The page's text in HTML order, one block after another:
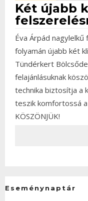
Két újabb
Éva Árpád
folyamán újabb két
Tündérkert
felajánlásuknak
technika biztosítja a
teszik komfortossá
KÖSZÖNJÜK!
Eseménynaptár